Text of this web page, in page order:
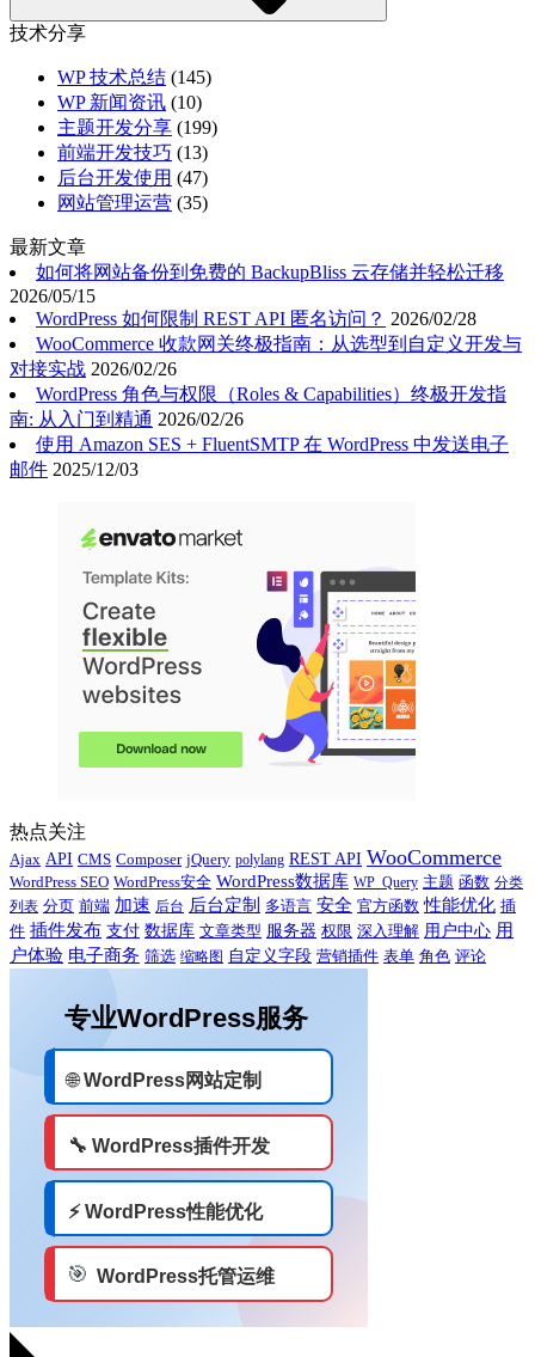
技术分享
WP 技术总结 (145)
WP 新闻资讯 (10)
主题开发分享 (199)
前端开发技巧 (13)
后台开发使用 (47)
网站管理运营 (35)
最新文章
如何将网站备份到免费的 BackupBliss 云存储并轻松迁移
2026/05/15
WordPress 如何限制 REST API 匿名访问？ 2026/02/28
WooCommerce 收款网关终极指南：从选型到自定义开发与
对接实战 2026/02/26
WordPress 角色与权限（Roles & Capabilities）终极开发指
南: 从入门到精通 2026/02/26
使用 Amazon SES + FluentSMTP 在 WordPress 中发送电子
邮件 2025/12/03
热点关注
Ajax API CMS Composer jQuery polylang REST API WooCommerce
WordPress SEO WordPress安全 WordPress数据库 WP_Query 主题 函数 分类
列表 分页 前端 加速 后台 后台定制 多语言 安全 官方函数 性能优化 插
件 插件发布 支付 数据库 文章类型 服务器 权限 深入理解 用户中心 用
户体验 电子商务 筛选 缩略图 自定义字段 营销插件 表单 角色 评论